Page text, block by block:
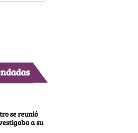
se reunió
a su